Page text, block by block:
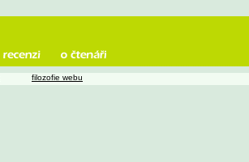
filozofie webu